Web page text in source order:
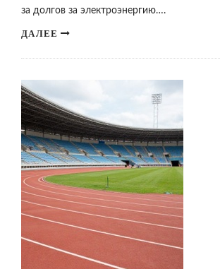
за долгов за электроэнергию….
ДАЛЕЕ